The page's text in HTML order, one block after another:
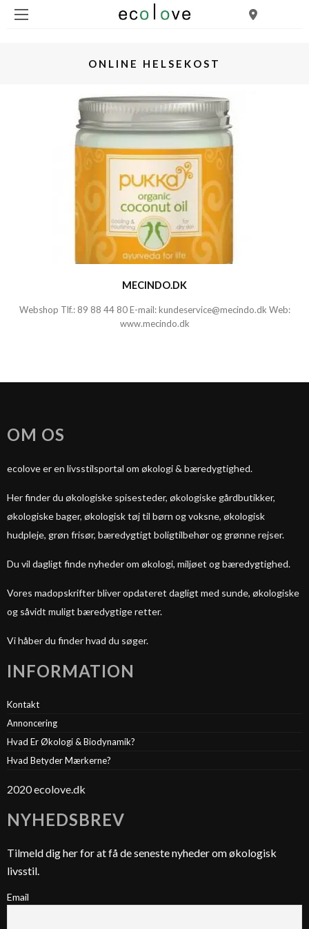
ONLINE HELSEKOST
MECINDO.DK
Webshop Tlf.: 89 88 44 80E-mail:kundeservice@mecindo.dk Web:
www.mecindo.dk
OM OS
ecolove er en livsstilsportal om økologi & bæredygtighed.
Her finder du økologiske spisesteder, økologiske gårdbutikker,
økologiske bager, økologisk tøj til børn og voksne, økologisk
hudpleje, grøn frisør, bæredygtigt boligtilbehør og grønne rejser.
Du vil dagligt finde nyheder om økologi, miljøet og bæredygtighed.
Vores madopskrifter bliver opdateret dagligt med sunde, økologiske
og såvidt muligt bæredygtige retter.
Vi håber du finder hvad du søger.
INFORMATION
Kontakt
Annoncering
Hvad Er Økologi & Biodynamik?
Hvad Betyder Mærkerne?
2020 ecolove.dk
NYHEDSBREV
Tilmeld dig her for at få de seneste nyheder om økologisk
livsstil.
Email